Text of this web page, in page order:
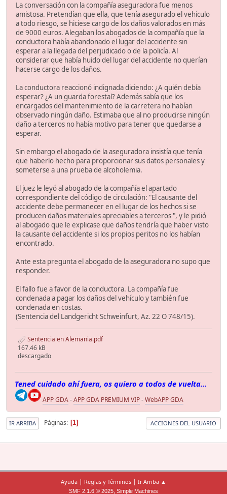
La conversación con la compañía aseguradora fue menos
amistosa. Pretendían que ella, que tenía asegurado el vehículo
a todo riesgo, se hiciese cargo de los daños valorados en más
de 9000 euros. Alegaban los abogados de la compañía que la
conductora había abandonado el lugar del accidente sin
esperar a la llegada del perjudicado o de la policía. Al
considerar que había huido del lugar del accidente no querían
hacerse cargo de los daños.
La conductora reaccionó indignada diciendo: ¿A quién debía
esperar? ¿A un guarda forestal? Además sabía que los
encargados del mantenimiento de la carretera no habían
observado ningún daño. Estimaba que al no producirse ningún
daño a terceros no había motivo para tener que quedarse a
esperar.
Sin embargo el abogado de la aseguradora insistía que tenía
que haberlo hecho para proporcionar sus datos personales y
someterse a una prueba de alcoholemia.
El juez le leyó al abogado de la compañía el apartado
correspondiente del código de circulación: "El causante del
accidente debe permanecer en el lugar de los hechos si se
producen daños materiales apreciables a terceros ", y le pidió
al abogado que le explicase que daños tendría que haber visto
la causante del accidente si los propios peritos no los habían
encontrado.
Ante esta pregunta el abogado de la aseguradora no supo que
responder.
El fallo fue a favor de la conductora. La compañía fue
condenada a pagar los daños del vehículo y también fue
condenada en costas.
(Sentencia del Landgericht Schweinfurt, Az. 22 O 748/15).
Sentencia en Alemania.pdf
167.46 kB
descargado
Tened cuidado ahí fuera, os quiero a todos de vuelta...
APP GDA-APP GDA PREMIUM VIP-WebAPP GDA
IR ARRIBA Páginas 1 ACCIONES DEL USUARIO
Ayuda | Reglas y Términos | Ir Arriba ▲
SMF 2.1.6 © 2025, Simple Machines